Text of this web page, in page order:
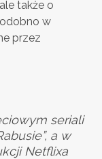
także o
w
przez
seriali
a w
Netflixa